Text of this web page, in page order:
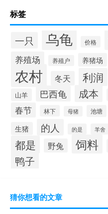
标签
一只 乌龟 价格
养殖场 养殖户 养猪场
农村 冬天 利润
山羊 巴西龟 成本
春节
林下 母猪 池塘
生猪 的人 的是 羊舍
都是 野兔 饲料
鸭子
猜你想看的文章